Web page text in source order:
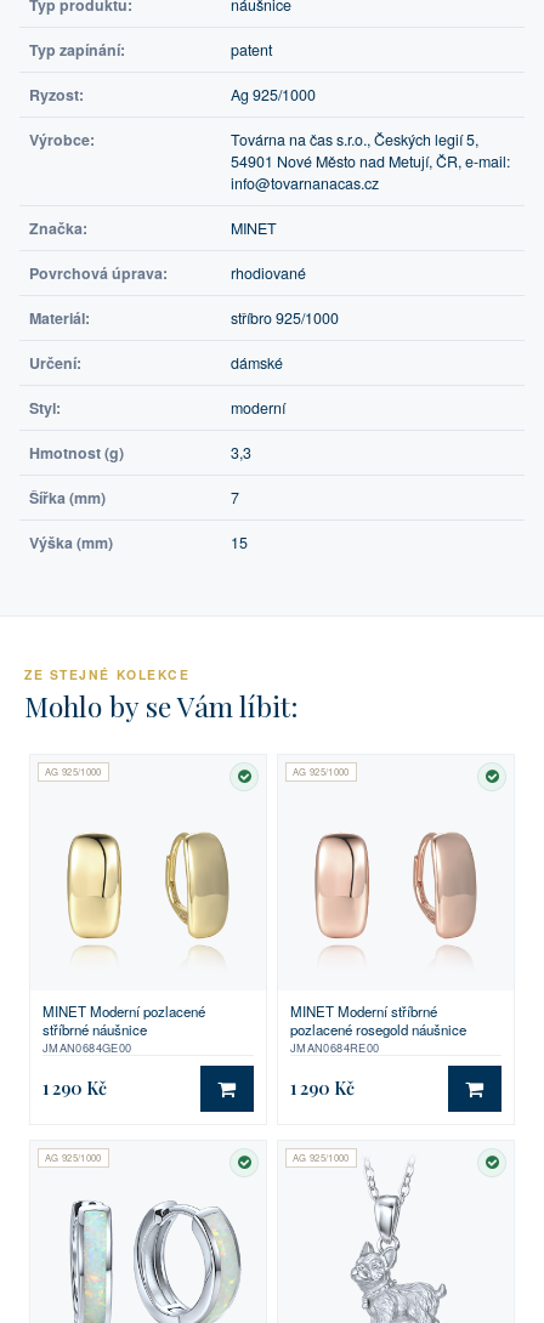
Typ produktu: náušnice
Typ zapínání: patent
Ryzost: Ag 925/1000
Výrobce:
Továrna na čas s.r.o., Českých legií 5,
54901 Nové Město nad Metují, ČR, e-mail:
info@tovarnanacas.cz
Značka: MINET
Povrchová úprava: rhodiované
Materiál: stříbro 925/1000
Určení: dámské
Styl: moderní
Hmotnost (g) 3,3
Šířka (mm) 7
Výška (mm) 15
ZE STEJNÉ KOLEKCE
Mohlo by se Vám líbit:
AG 925/1000
SKLADEM
MINET Moderní pozlacené
stříbrné náušnice
JMAN0684GE00
1 290 Kč DO KOŠÍKU
AG 925/1000
MINET Moderní stříbrné
pozlacené rosegold náušnice
JMAN0684RE00
1 290 Kč DO
AG 925/1000
SKLADEM
AG 925/1000